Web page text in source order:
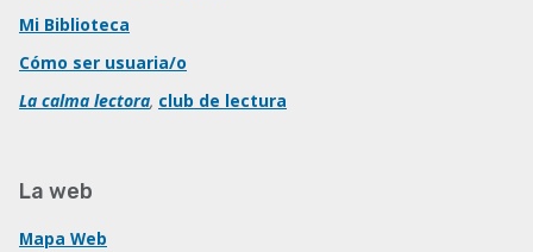
Mi Biblioteca
Cómo ser usuaria/o
La calma lectora, club de lectura
La web
Mapa Web